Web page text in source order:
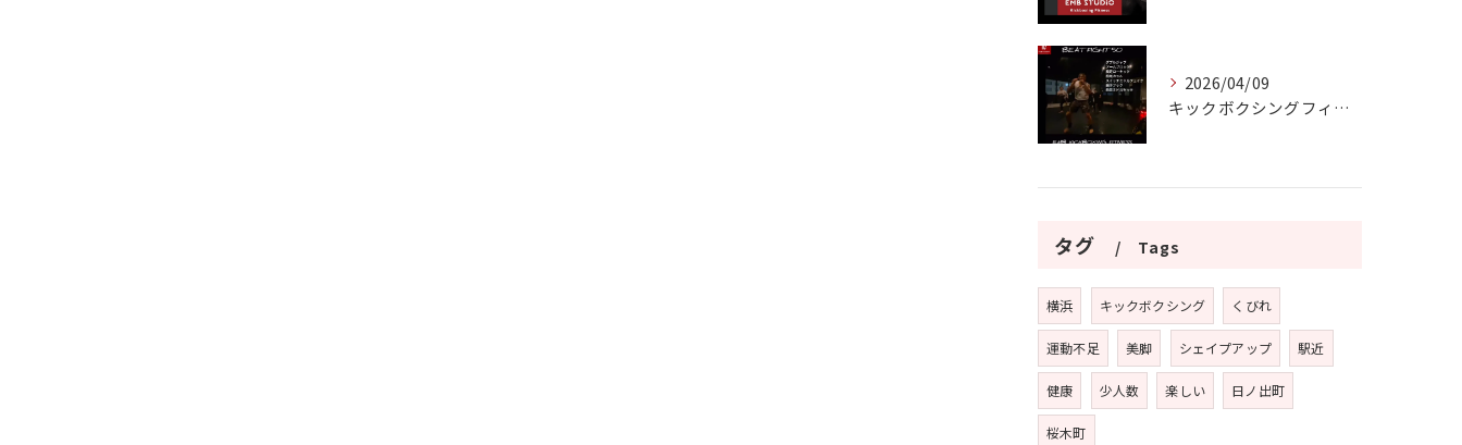
2026/04/09
キックボクシングフィットネスEMB横浜日ノ出町
タグ Tags
横浜 キックボクシング くびれ
運動不足 美脚 シェイプアップ 駅近
健康 少人数 楽しい 日ノ出町
桜木町